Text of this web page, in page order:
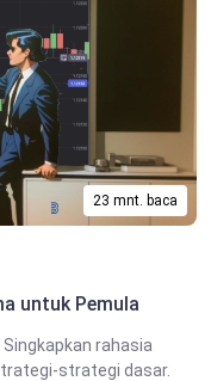
23 mnt. baca
untuk Pemula
rahasia
strategi dasar.